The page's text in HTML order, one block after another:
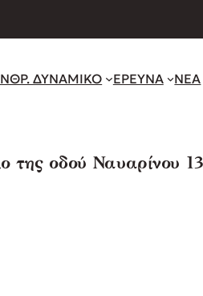
ΔΥΝΑΜΙΚΟ ΕΡΕΥΝΑ ΝΕΑ
της οδού Ναυαρίνου